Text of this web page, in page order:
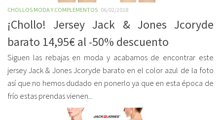
CHOLLOS MODA Y COMPLEMENTOS 06/02/2018
¡Chollo! Jersey Jack & Jones Jcoryde
barato 14,95€ al -50% descuento
Siguen las rebajas en moda y acabamos de encontrar este
jersey Jack & Jones Jcoryde barato en el color azul de la foto
así que no hemos dudado en ponerlo ya que en esta época de
frío estas prendas vienen...